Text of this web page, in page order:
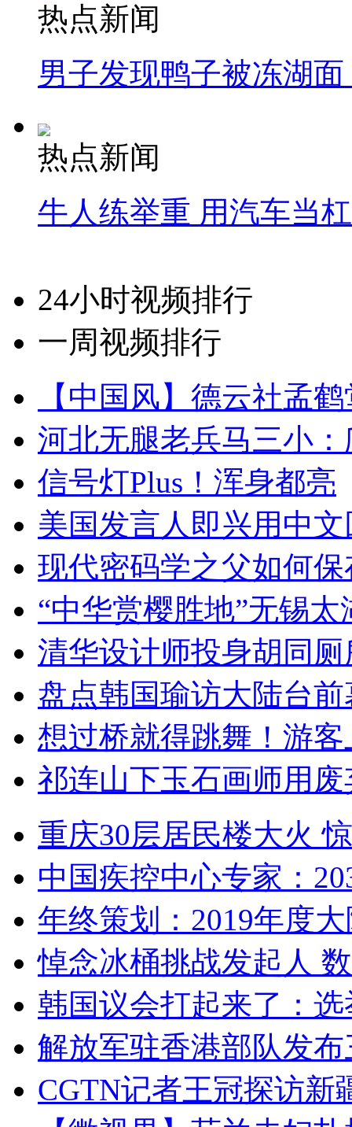
热点新闻
男子发现鸭子被冻湖
热点新闻
牛人练举重 用汽车当
24小时视频排行
一周视频排行
【中国风】德云社孟
河北无腿老兵马三小
信号灯Plus！浑身都亮
美国发言人即兴用中
现代密码学之父如何
“中华赏樱胜地”无锡
清华设计师投身胡同
盘点韩国瑜访大陆台
想过桥就得跳舞！游客
祁连山下玉石画师用
重庆30层居民楼大火
中国疾控中心专家：
年终策划：2019年度
悼念冰桶挑战发起人
韩国议会打起来了：
解放军驻香港部队发
CGTN记者王冠探访新